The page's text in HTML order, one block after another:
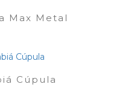
Max Metal
Cúpula